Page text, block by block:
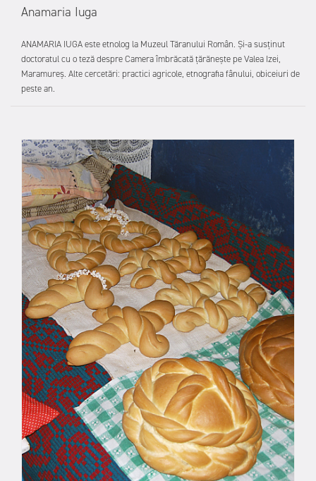
Anamaria Iuga
ANAMARIA IUGA este etnolog la Muzeul Tăranului Român. Și-a susținut
doctoratul cu o teză despre Camera îmbrăcată țărănește pe Valea Izei,
Maramureș. Alte cercetări: practici agricole, etnografia fânului, obiceiuri de
peste an.